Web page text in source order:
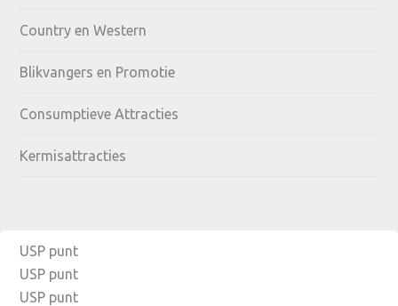
Country en Western
Blikvangers en Promotie
Consumptieve Attracties
Kermisattracties
USP punt
USP punt
USP punt